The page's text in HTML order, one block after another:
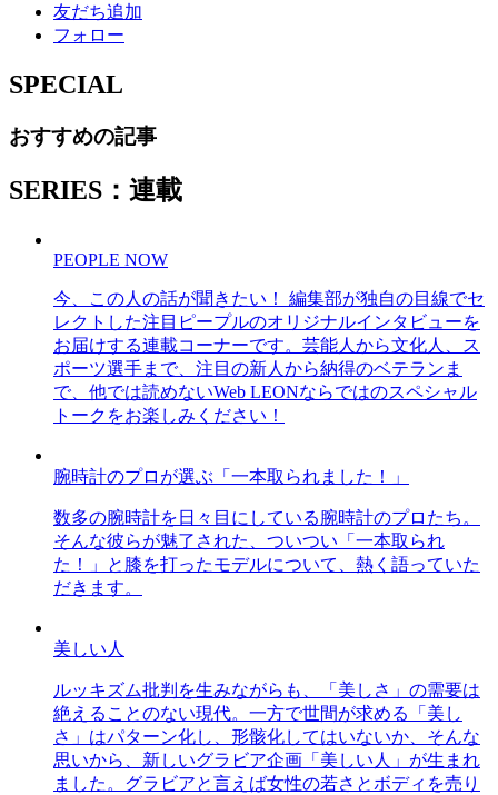
友だち追加
フォロー
SPECIAL
おすすめの記事
SERIES：連載
PEOPLE NOW
今、この人の話が聞きたい！ 編集部が独自の目線でセ
レクトした注目ピープルのオリジナルインタビューを
お届けする連載コーナーです。芸能人から文化人、ス
ポーツ選手まで、注目の新人から納得のベテランま
で、他では読めないWeb LEONならではのスペシャル
トークをお楽しみください！
腕時計のプロが選ぶ「一本取られました！」
数多の腕時計を日々目にしている腕時計のプロたち。
そんな彼らが魅了された、ついつい「一本取られ
た！」と膝を打ったモデルについて、熱く語っていた
だきます。
美しい人
ルッキズム批判を生みながらも、「美しさ」の需要は
絶えることのない現代。一方で世間が求める「美し
さ」はパターン化し、形骸化してはいないか、そんな
思いから、新しいグラビア企画「美しい人」が生まれ
ました。グラビアと言えば女性の若さとボディを売り